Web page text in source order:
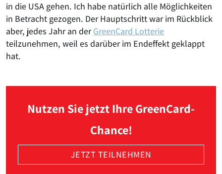
in die USA gehen. Ich habe natürlich alle Möglichkeiten
in Betracht gezogen. Der Hauptschritt war im Rückblick
aber, jedes Jahr an derGreenCard Lotterie
teilzunehmen, weil es darüber im Endeffekt geklappt
hat.
Nutzen Sie jetzt Ihre GreenCard-
Chance!
JETZT TEILNEHMEN